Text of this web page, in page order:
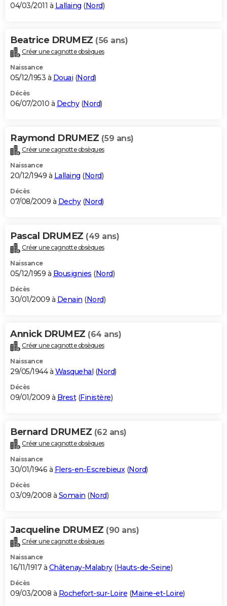
04/03/2011 à Lallaing (Nord)
Beatrice DRUMEZ (56 ans)
Créer une cagnotte obsèques
Naissance
05/12/1953 à Douai (Nord)
Décès
06/07/2010 à Dechy(Nord)
Raymond DRUMEZ (59 ans)
Créer une cagnotte obsèques
Naissance
20/12/1949 à Lallaing (Nord)
Décès
07/08/2009 à Dechy(Nord)
Pascal DRUMEZ (49 ans)
Créer une cagnotte obsèques
Naissance
05/12/1959 à Bousignies (Nord)
Décès
30/01/2009 à Denain (Nord)
Annick DRUMEZ (64 ans)
Créer une cagnotte obsèques
Naissance
29/05/1944 à Wasquehal (Nord)
Décès
09/01/2009 à Brest(Finistère)
Bernard DRUMEZ (62 ans)
Créer une cagnotte obsèques
Naissance
30/01/1946 à Flers-en-Escrebieux(Nord)
Décès
03/09/2008 à Somain (Nord)
Jacqueline DRUMEZ (90 ans)
Créer une cagnotte obsèques
Naissance
16/11/1917 à Châtenay-Malabry(Hauts-de-Seine)
Décès
09/03/2008 à Rochefort-sur-Loire (Maine-et-Loire)